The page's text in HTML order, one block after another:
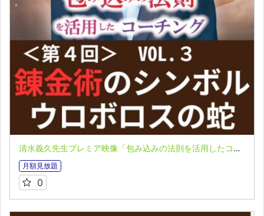
清水義久先生プレミア映像「包み込みの法則を活用したコーチング」第４回 VOL.３：錬金術のシンボル ウロボロスの蛇
月額見放題
0